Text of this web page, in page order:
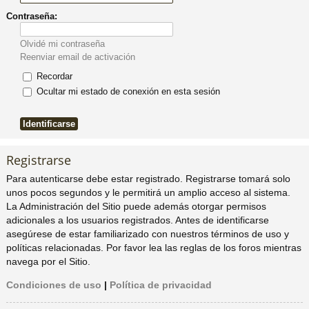
pi
do
o
s
Contraseña:
Olvidé mi contraseña
Reenviar email de activación
Recordar
Ocultar mi estado de conexión en esta sesión
Registrarse
Para autenticarse debe estar registrado. Registrarse tomará solo
unos pocos segundos y le permitirá un amplio acceso al sistema.
La Administración del Sitio puede además otorgar permisos
adicionales a los usuarios registrados. Antes de identificarse
asegúrese de estar familiarizado con nuestros términos de uso y
políticas relacionadas. Por favor lea las reglas de los foros mientras
navega por el Sitio.
Condiciones de uso | Política de privacidad